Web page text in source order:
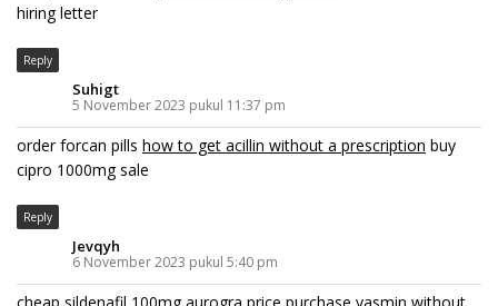
hiring letter
Reply
Suhigt
5 November 2023 pukul 11:37 pm
order forcan pills how to get acillin without a prescription buy
cipro 1000mg sale
Reply
Jevqyh
6 November 2023 pukul 5:40 pm
cheap sildenafil 100mgaurogra price purchase yasmin without